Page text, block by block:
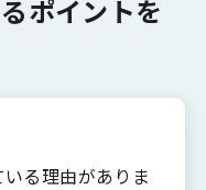
ポイントを
る理由がありま